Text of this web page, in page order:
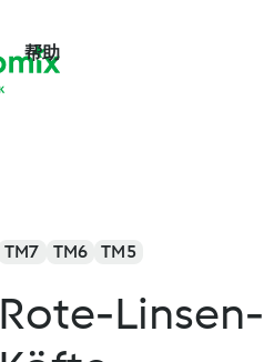
帮助
TM7 TM6 TM5
Rote-